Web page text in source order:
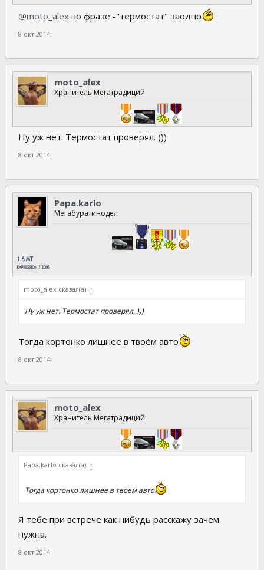
@moto_alex по фразе -"термостат" заодно
8 окт 2014
moto_alex
Хранитель Мегатрадиций
Ну уж нет. Термостат проверял. )))
8 окт 2014
Papa.karlo
Мегабуратинодел
moto_alex сказал(а): ↑
Ну уж нет. Термостат проверял. )))
Тогда кортонко лишнее в твоём авто
8 окт 2014
moto_alex
Хранитель Мегатрадиций
Papa.karlo сказал(а): ↑
Тогда кортонко лишнее в твоём авто
Я тебе при встрече как нибудь расскажу зачем
нужна.
8 окт 2014